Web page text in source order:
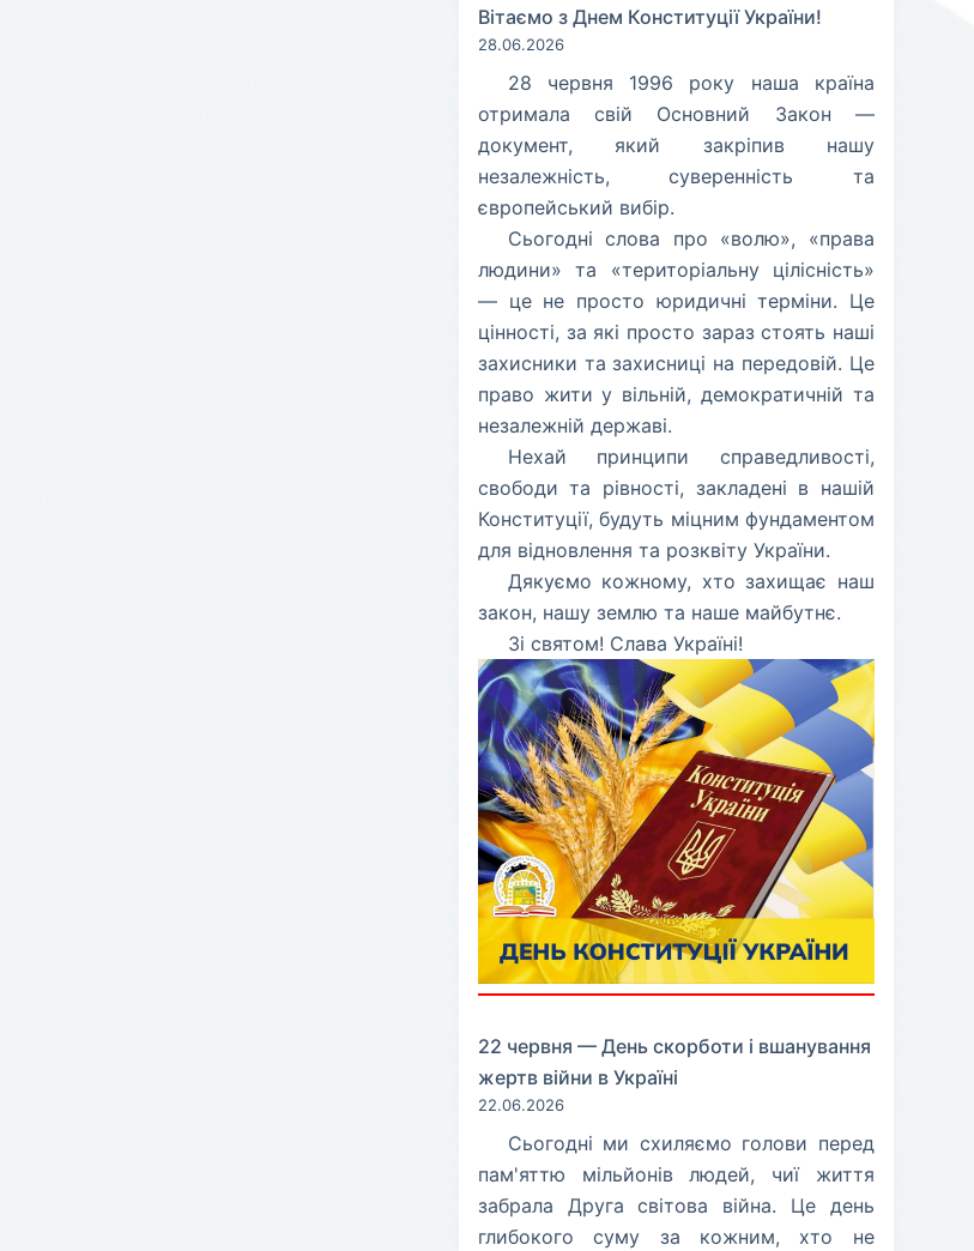
Вітаємо з Днем Конституції України!
28.06.2026
​28 червня 1996 року наша країна
отримала свій Основний Закон —
документ, який закріпив нашу
незалежність, суверенність та
європейський вибір.
​Сьогодні слова про «волю», «права
людини» та «територіальну цілісність»
— це не просто юридичні терміни. Це
цінності, за які просто зараз стоять наші
захисники та захисниці на передовій. Це
право жити у вільній, демократичній та
незалежній державі.
​Нехай принципи справедливості,
свободи та рівності, закладені в нашій
Конституції, будуть міцним фундаментом
для відновлення та розквіту України.
​Дякуємо кожному, хто захищає наш
закон, нашу землю та наше майбутнє.
​Зі святом! Слава Україні!
22 червня — День скорботи і вшанування
жертв війни в Україні
22.06.2026
​Сьогодні ми схиляємо голови перед
пам'яттю мільйонів людей, чиї життя
забрала Друга світова війна. Це день
глибокого суму за кожним, хто не